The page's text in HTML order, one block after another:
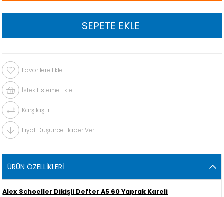
Favorilere Ekle
İstek Listeme Ekle
Karşılaştır
Fiyat Düşünce Haber Ver
ÜRÜN ÖZELLIKLERI
Alex Schoeller Dikişli Defter A5 60 Yaprak Kareli